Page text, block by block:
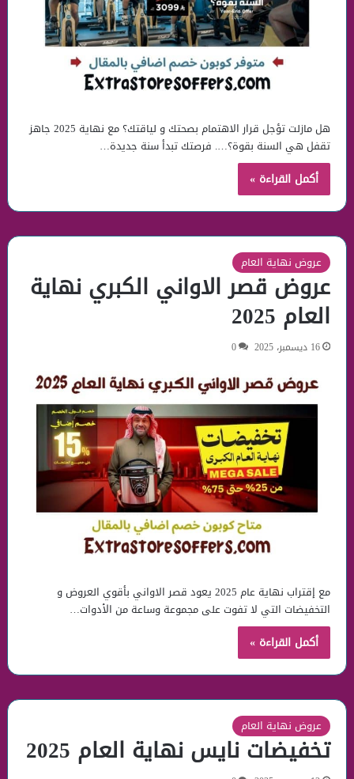
هل مازلت تؤجل قرار الاهتمام بصحتك و لياقتك؟ مع نهاية 2025 جاهز
تقفل هي السنة بقوة؟…. فرصتك تبدأ سنة جديدة…
أكمل القراءة »
عروض نهاية العام
عروض قصر الاواني الكبري نهاية
العام 2025
16 ديسمبر، 2025 0
مع إقتراب نهاية عام 2025 يعود قصر الاواني بأقوي العروض و
التخفيضات التي لا تفوت على مجموعة وساعة من الأدوات…
أكمل القراءة »
عروض نهاية العام
تخفيضات نايس نهاية العام 2025